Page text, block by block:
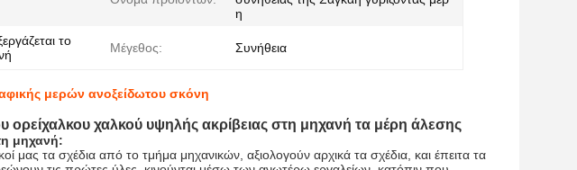
η
το
Μέγεθος: Συνήθεια
μερών ανοξείδωτου σκόνη
ορείχαλκου χαλκού υψηλής ακρίβειας στη μηχανή τα μέρη άλεσης
μηχανή:
μας τα σχέδια από το τμήμα μηχανικών, αξιολογούν αρχικά τα σχέδια, και έπειτα τα